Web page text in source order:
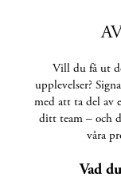
Vill du få ut
upplevelser?
med att ta del av
ditt team – och
våra
Vad